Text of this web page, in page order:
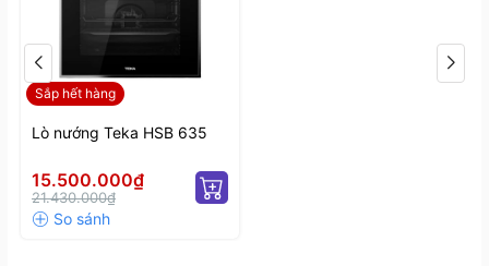
Sắp hết hàng
Lò nướng Teka HSB 635
15.500.000₫
21.430.000₫